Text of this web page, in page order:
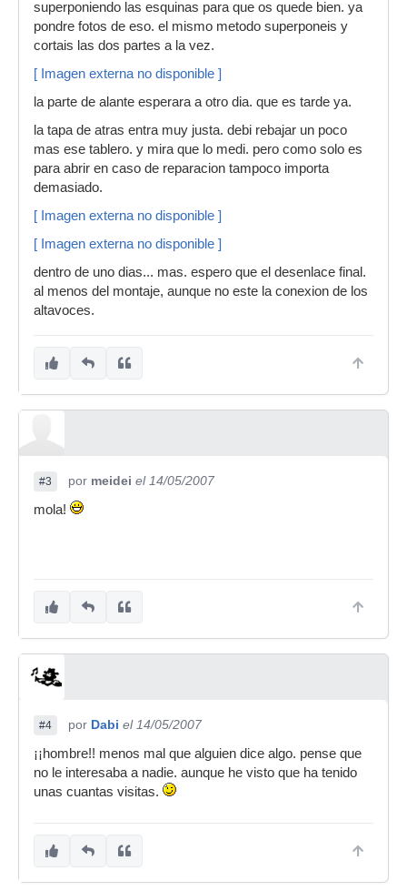
superponiendo las esquinas para que os quede bien. ya
pondre fotos de eso. el mismo metodo superponeis y
cortais las dos partes a la vez.
[ Imagen externa no disponible ]
la parte de alante esperara a otro dia. que es tarde ya.
la tapa de atras entra muy justa. debi rebajar un poco
mas ese tablero. y mira que lo medi. pero como solo es
para abrir en caso de reparacion tampoco importa
demasiado.
[ Imagen externa no disponible ]
[ Imagen externa no disponible ]
dentro de uno dias... mas. espero que el desenlace final.
al menos del montaje, aunque no este la conexion de los
altavoces.
#3 por meidei el 14/05/2007
mola!
#4 por Dabi el 14/05/2007
¡¡hombre!! menos mal que alguien dice algo. pense que
no le interesaba a nadie. aunque he visto que ha tenido
unas cuantas visitas.